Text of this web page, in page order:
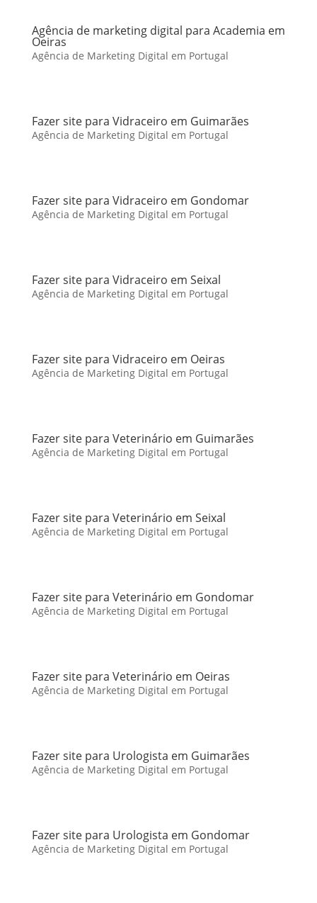
Agência de marketing digital para Academia em
Oeiras
Agência de Marketing Digital em Portugal
Fazer site para Vidraceiro em Guimarães
Agência de Marketing Digital em Portugal
Fazer site para Vidraceiro em Gondomar
Agência de Marketing Digital em Portugal
Fazer site para Vidraceiro em Seixal
Agência de Marketing Digital em Portugal
Fazer site para Vidraceiro em Oeiras
Agência de Marketing Digital em Portugal
Fazer site para Veterinário em Guimarães
Agência de Marketing Digital em Portugal
Fazer site para Veterinário em Seixal
Agência de Marketing Digital em Portugal
Fazer site para Veterinário em Gondomar
Agência de Marketing Digital em Portugal
Fazer site para Veterinário em Oeiras
Agência de Marketing Digital em Portugal
Fazer site para Urologista em Guimarães
Agência de Marketing Digital em Portugal
Fazer site para Urologista em Gondomar
Agência de Marketing Digital em Portugal